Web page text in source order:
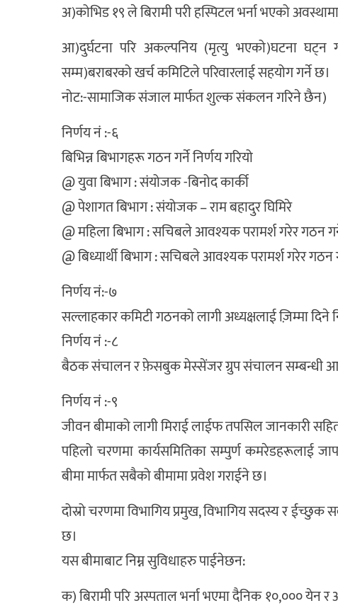
अ)कोभिड १९ ले बिरामी परी हस्पिटल भर्ना भएको
आ)दुर्घटना परि अकल्पनिय (मृत्यु भएको)घटना घट्न
सम्म)बराबरको खर्च कमिटिले परिवारलाई सहयोग गर्ने छ।
नोट:-सामाजिक संजाल मार्फत शुल्क संकलन गरिने छैन)
निर्णय नं :-६
बिभिन्न बिभागहरू गठन गर्ने निर्णय गरियो
@ युवा बिभाग : संयोजक -बिनोद कार्की
@ पेशागत बिभाग : संयोजक – राम बहादुर घिमिरे
@ महिला बिभाग : सचिबले आवश्यक परामर्श गरेर गठन
@ बिध्यार्थी बिभाग : सचिबले आवश्यक परामर्श गरेर गठन
निर्णय नं:-७
सल्लाहकार कमिटी गठनको लागी अध्यक्षलाई ज़िम्मा दिने
निर्णय नं :-८
बैठक संचालन र फ़ेसबुक मेस्सेंजर ग्रुप संचालन सम्बन्धी
निर्णय नं :-९
जीवन बीमाको लागी मिराई लाईफ तपसिल जानकारी सहित
पहिलो चरणमा कार्यसमितिका सम्पुर्ण कमरेडहरूलाई
बीमा मार्फत सबैको बीमामा प्रवेश गराईने छ।
दोस्रो चरणमा विभागिय प्रमुख, विभागिय सदस्य र ईच्छुक
छ।
यस बीमाबाट निम्न सुविधाहरु पाईनेछन:
क) बिरामी परि अस्पताल भर्ना भएमा दैनिक १०,००० येन